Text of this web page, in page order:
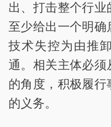
出、打击整个行
至少给出一个明确
技术失控为由推
通。相关主体必须
的角度，积极履
的义务。